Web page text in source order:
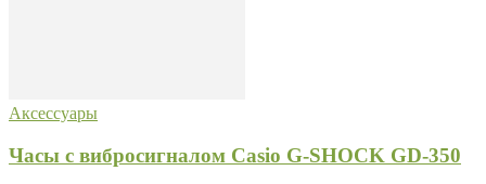
Аксессуары
Часы с вибросигналом Casio G-SHOCK GD-350